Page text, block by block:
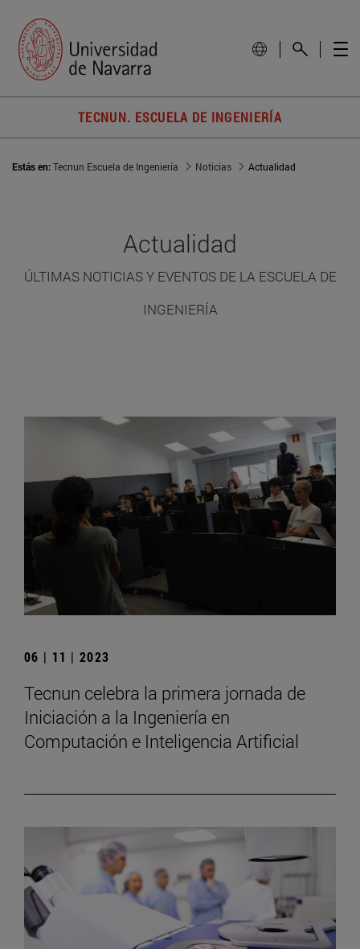
TECNUN. ESCUELA DE INGENIERÍA
Estás en:Tecnun Escuela de Ingeniería Noticias Actualidad
Actualidad
ÚLTIMAS NOTICIAS Y EVENTOS DE LA ESCUELA DE
INGENIERÍA
06 | 11 | 2023
Tecnun celebra la primera jornada de
Iniciación a la Ingeniería en
Computación e Inteligencia Artificial